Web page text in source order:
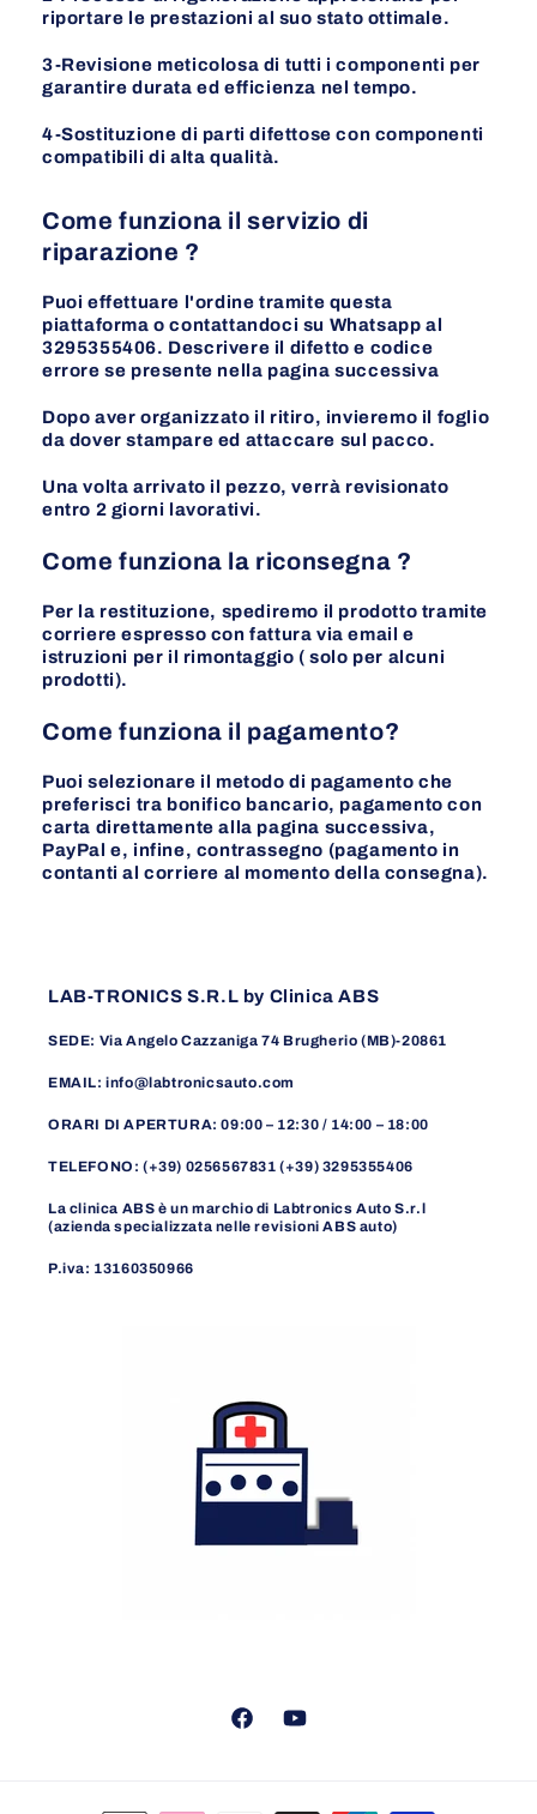
riportare le prestazioni al suo stato ottimale.
3-Revisione meticolosa di tutti i componenti per
garantire durata ed efficienza nel tempo.
4-Sostituzione di parti difettose con componenti
compatibili di alta qualità.
Come funziona il servizio di
riparazione ?
Puoi effettuare l'ordine tramite questa
piattaforma o contattandoci su Whatsapp al
3295355406. Descrivere il difetto e codice
errore se presente nella paginasuccessiva
Dopo aver organizzato il ritiro, invieremo il foglio
da dover stampare ed attaccare sul pacco.
Una volta arrivato il pezzo, verrà revisionato
entro 2 giorni lavorativi.
Come funziona la riconsegna ?
Per la restituzione, spediremo il prodotto tramite
corriere espresso con fattura via email e
istruzioni per il rimontaggio ( solo per alcuni
prodotti).
Come funziona il pagamento?
Puoi selezionare il metodo di pagamento che
preferisci tra bonifico bancario, pagamento con
carta direttamente alla pagina successiva,
PayPal e, infine, contrassegno (pagamento in
contanti al corriere al momento della consegna).
LAB-TRONICS S.R.L by Clinica ABS
SEDE: Via Angelo Cazzaniga 74 Brugherio (MB)-20861
EMAIL: info@labtronicsauto.com
ORARI DI APERTURA: 09:00 – 12:30 / 14:00 – 18:00
TELEFONO: (+39) 0256567831 (+39) 3295355406
La clinica ABS è un marchio di Labtronics Auto S.r.l
(azienda specializzata nelle revisioni ABS auto)
P.iva: 13160350966
FacebookYouTube